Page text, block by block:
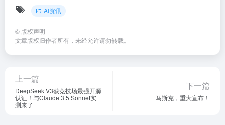
AI资讯
© 版权声明
文章版权归作者所有，未经允许请勿转载。
上一篇
DeepSeek V3获竞技场最强开源
认证！与Claude 3.5 Sonnet实
测来了
下一篇
马斯克，重大宣布！